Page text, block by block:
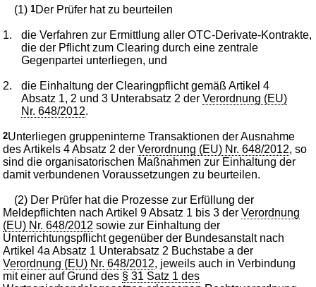
Abschnitt 8 Weitere regulatorische Vorgaben
(1)1Der Prüfer hat zu beurteilen
1.
die Verfahren zur Ermittlung aller OTC-Derivate-Kontrakte,
die der Pflicht zum Clearing durch eine zentrale
Gegenpartei unterliegen, und
2.
die Einhaltung der Clearingpflicht gemäß Artikel 4
Absatz 1, 2 und 3 Unterabsatz 2 derVerordnung (EU)
Nr. 648/2012.
2Unterliegen gruppeninterne Transaktionen der Ausnahme
des Artikels 4 Absatz 2 derVerordnung (EU) Nr. 648/2012, so
sind die organisatorischen Maßnahmen zur Einhaltung der
damit verbundenen Voraussetzungen zu beurteilen.
(2) Der Prüfer hat die Prozesse zur Erfüllung der
Meldepflichten nach Artikel 9 Absatz 1 bis 3 derVerordnung
(EU) Nr. 648/2012 sowie zur Einhaltung der
Unterrichtungspflicht gegenüber der Bundesanstalt nach
Artikel 4a Absatz 1 Unterabsatz 2 Buchstabe a der
Verordnung (EU) Nr. 648/2012, jeweils auch in Verbindung
mit einer auf Grund des § 31 Satz 1 des